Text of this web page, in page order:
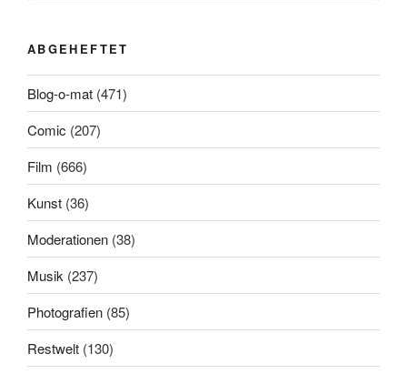
ABGEHEFTET
Blog-o-mat (471)
Comic (207)
Film (666)
Kunst (36)
Moderationen (38)
Musik (237)
Photografien (85)
Restwelt (130)